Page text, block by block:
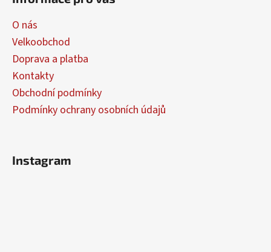
O nás
Velkoobchod
Doprava a platba
Kontakty
Obchodní podmínky
Podmínky ochrany osobních údajů
Instagram